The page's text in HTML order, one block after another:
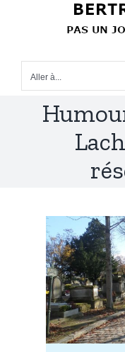
Aller à...